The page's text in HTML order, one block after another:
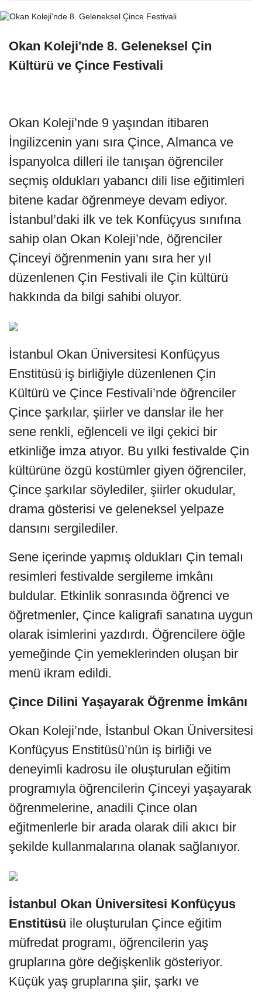
Okan Koleji'nde 8. Geleneksel Çin
Kültürü ve Çince Festivali
Okan Koleji’nde 9 yaşından itibaren
İngilizcenin yanı sıra Çince, Almanca ve
İspanyolca dilleri ile tanışan öğrenciler
seçmiş oldukları yabancı dili lise eğitimleri
bitene kadar öğrenmeye devam ediyor.
İstanbul’daki ilk ve tek Konfüçyus sınıfına
sahip olan Okan Koleji’nde, öğrenciler
Çinceyi öğrenmenin yanı sıra her yıl
düzenlenen Çin Festivali ile Çin kültürü
hakkında da bilgi sahibi oluyor.
İstanbul Okan Üniversitesi Konfüçyus
Enstitüsü iş birliğiyle düzenlenen Çin
Kültürü ve Çince Festivali’nde öğrenciler
Çince şarkılar, şiirler ve danslar ile her
sene renkli, eğlenceli ve ilgi çekici bir
etkinliğe imza atıyor. Bu yılki festivalde Çin
kültürüne özgü kostümler giyen öğrenciler,
Çince şarkılar söylediler, şiirler okudular,
drama gösterisi ve geleneksel yelpaze
dansını sergilediler.
Sene içerinde yapmış oldukları Çin temalı
resimleri festivalde sergileme imkânı
buldular. Etkinlik sonrasında öğrenci ve
öğretmenler, Çince kaligrafi sanatına uygun
olarak isimlerini yazdırdı. Öğrencilere öğle
yemeğinde Çin yemeklerinden oluşan bir
menü ikram edildi.
Çince Dilini Yaşayarak Öğrenme İmkânı
Okan Koleji’nde, İstanbul Okan Üniversitesi
Konfüçyus Enstitüsü’nün iş birliği ve
deneyimli kadrosu ile oluşturulan eğitim
programıyla öğrencilerin Çinceyi yaşayarak
öğrenmelerine, anadili Çince olan
eğitmenlerle bir arada olarak dili akıcı bir
şekilde kullanmalarına olanak sağlanıyor.
İstanbul Okan Üniversitesi Konfüçyus
Enstitüsü ile oluşturulan Çince eğitim
müfredat programı, öğrencilerin yaş
gruplarına göre değişkenlik gösteriyor.
Küçük yaş gruplarına şiir, şarkı ve